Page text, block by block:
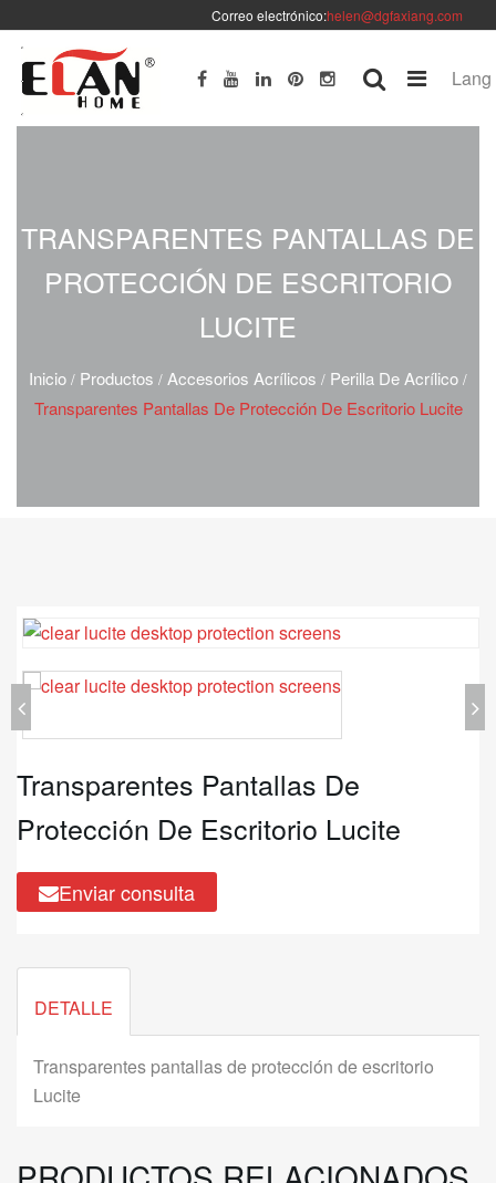
Correo electrónico:helen@dgfaxiang.com
Lang
TRANSPARENTES PANTALLAS DE
PROTECCIÓN DE ESCRITORIO
LUCITE
Inicio / Productos / Accesorios Acrílicos / Perilla De Acrílico /
Transparentes Pantallas De Protección De Escritorio Lucite
Transparentes Pantallas De
Protección De Escritorio Lucite
Enviar consulta
DETALLE
Transparentes pantallas de protección de escritorio
Lucite